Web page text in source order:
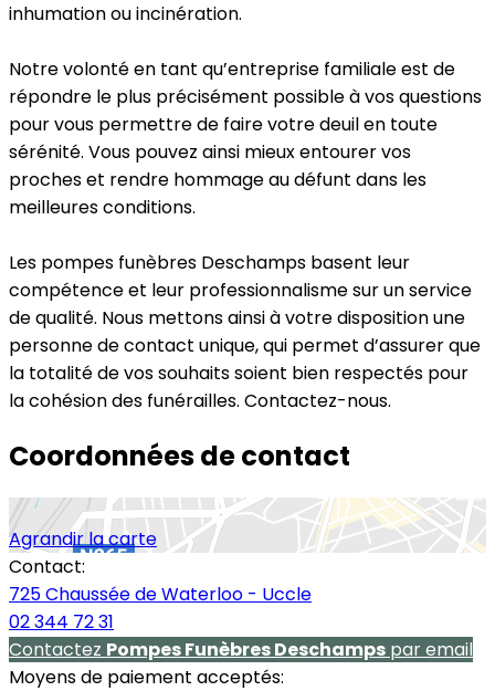
inhumation ou incinération.
Notre volonté en tant qu’entreprise familiale est de
répondre le plus précisément possible à vos questions
pour vous permettre de faire votre deuil en toute
sérénité. Vous pouvez ainsi mieux entourer vos
proches et rendre hommage au défunt dans les
meilleures conditions.
Les pompes funèbres Deschamps basent leur
compétence et leur professionnalisme sur un service
de qualité. Nous mettons ainsi à votre disposition une
personne de contact unique, qui permet d’assurer que
la totalité de vos souhaits soient bien respectés pour
la cohésion des funérailles. Contactez-nous.
Coordonnées de contact
Agrandir la carte
Contact:
725 Chaussée de Waterloo - Uccle
02 344 72 31
Contactez Pompes Funèbres Deschamps par email
Moyens de paiement acceptés: